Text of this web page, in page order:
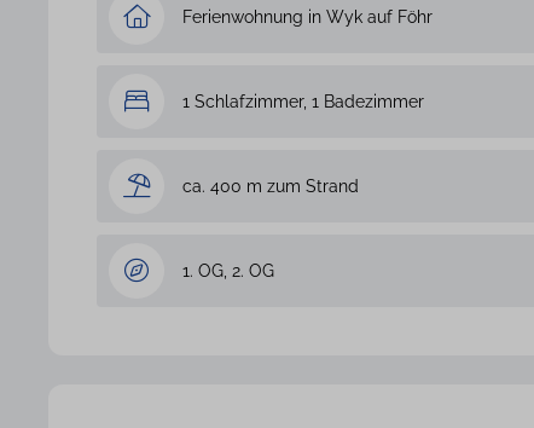
Ferienwohnung in Wyk auf Föhr
1 Schlafzimmer, 1 Badezimmer
ca. 400 m zum Strand
1. OG, 2. OG